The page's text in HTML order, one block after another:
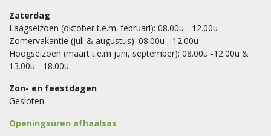
Zaterdag
Laagseizoen (oktober t.e.m. februari): 08.00u - 12.00u
Zomervakantie (juli & augustus): 08.00u - 12.00u
Hoogseizoen (maart t.e.m juni, september): 08.00u -12.00u &
13.00u - 18.00u
Zon- en feestdagen
Gesloten
Openingsuren afhaalsas